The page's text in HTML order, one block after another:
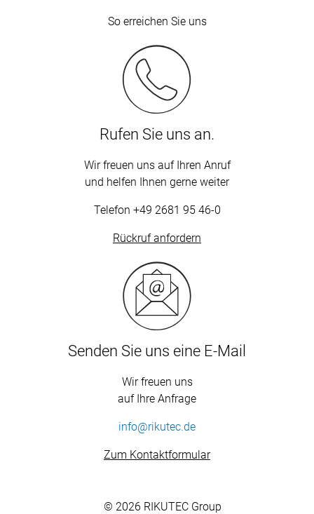
So erreichen Sie uns
Rufen Sie uns an.
Wir freuen uns auf Ihren Anruf
und helfen Ihnen gerne weiter
Telefon +49 2681 95 46-0
Rückruf anfordern
Senden Sie uns eine E-Mail
Wir freuen uns
auf Ihre Anfrage
info@rikutec.de
Zum Kontaktformular
© 2026 RIKUTEC Group